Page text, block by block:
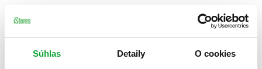
Súhlas Detaily O cookies